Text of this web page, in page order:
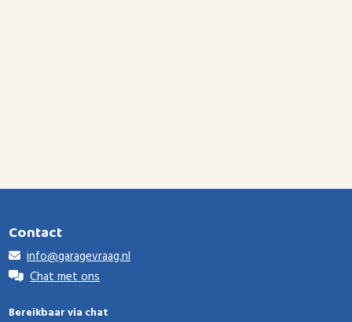
Contact
info@garagevraag.nl
Chat met ons
Bereikbaar via chat